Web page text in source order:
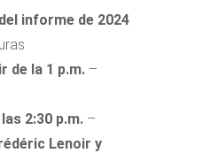
informe de 2024
de la 1 p.m. –
2:30 p.m. –
Lenoir y